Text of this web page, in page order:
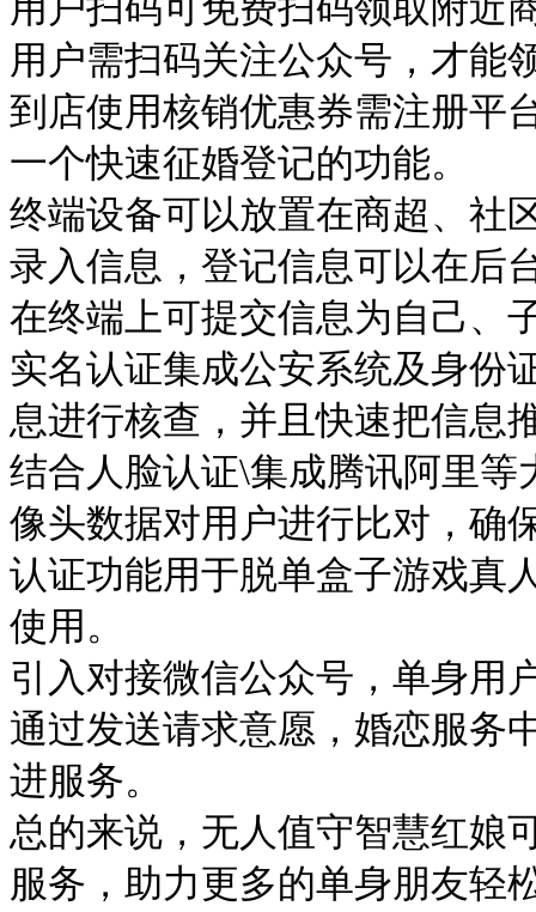
用户扫码可免费扫码领取附近
用户需扫码关注公众号，才能
到店使用核销优惠券需注册平
一个快速征婚登记的功能。
终端设备可以放置在商超、社
录入信息，登记信息可以在后
在终端上可提交信息为自己、
实名认证集成公安系统及身份
息进行核查，并且快速把信息
结合人脸认证\集成腾讯阿里
像头数据对用户进行比对，确
认证功能用于脱单盒子游戏真
使用。
引入对接微信公众号，单身用
通过发送请求意愿，婚恋服务
进服务。
总的来说，无人值守智慧红娘
服务，助力更多的单身朋友轻